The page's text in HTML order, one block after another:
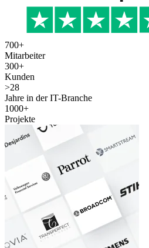
700+
Mitarbeiter
300+
Kunden
>28
Jahre in der IT-Branche
1000+
Projekte